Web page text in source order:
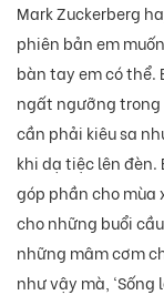
Mark Zuckerberg
phiên bản em
bàn tay em có thể.
ngất ngưỡng trong
cần phải kiêu sa
khi dạ tiệc lên
góp phần cho mùa
cho những buổi
những mâm cơm
như vậy mà,